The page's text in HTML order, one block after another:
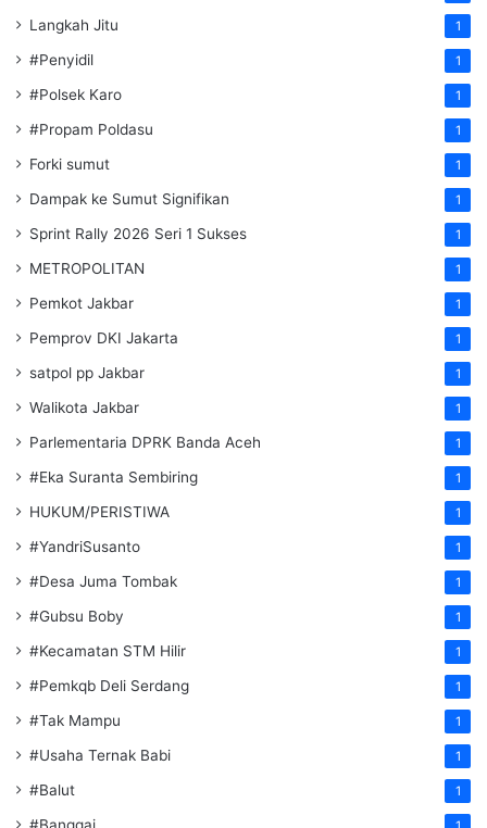
Langkah Jitu 1
#Penyidil 1
#Polsek Karo 1
#Propam Poldasu 1
Forki sumut 1
Dampak ke Sumut Signifikan 1
Sprint Rally 2026 Seri 1 Sukses 1
METROPOLITAN 1
Pemkot Jakbar 1
Pemprov DKI Jakarta 1
satpol pp Jakbar 1
Walikota Jakbar 1
Parlementaria DPRK Banda Aceh 1
#Eka Suranta Sembiring 1
HUKUM/PERISTIWA 1
#YandriSusanto 1
#Desa Juma Tombak 1
#Gubsu Boby 1
#Kecamatan STM Hilir 1
#Pemkqb Deli Serdang 1
#Tak Mampu 1
#Usaha Ternak Babi 1
#Balut 1
#Banggai